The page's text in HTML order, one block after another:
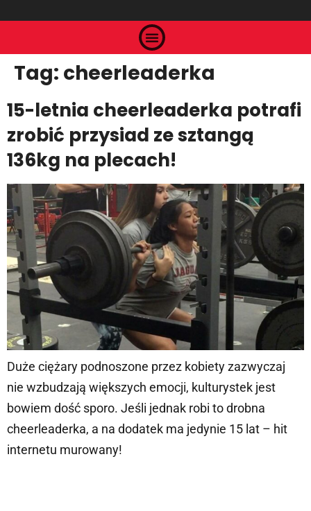
Tag: cheerleaderka
15-letnia cheerleaderka potrafi
zrobić przysiad ze sztangą
136kg na plecach!
Duże ciężary podnoszone przez kobiety zazwyczaj
nie wzbudzają większych emocji, kulturystek jest
bowiem dość sporo. Jeśli jednak robi to drobna
cheerleaderka, a na dodatek ma jedynie 15 lat – hit
internetu murowany!